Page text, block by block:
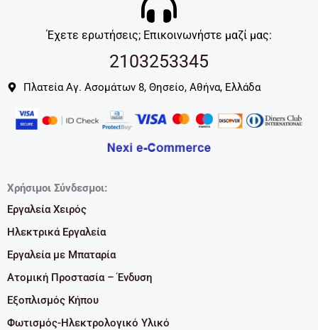
Έχετε ερωτήσεις; Επικοινωνήστε μαζί μας:
2103253345
Πλατεία Αγ. Ασομάτων 8, Θησείο, Αθήνα, Ελλάδα
Χρήσιμοι Σύνδεσμοι:
Εργαλεία Χειρός
Ηλεκτρικά Εργαλεία
Εργαλεία με Μπαταρία
Ατομική Προστασία – Ένδυση
Εξοπλισμός Κήπου
Φωτισμός-Ηλεκτρολογικό Υλικό